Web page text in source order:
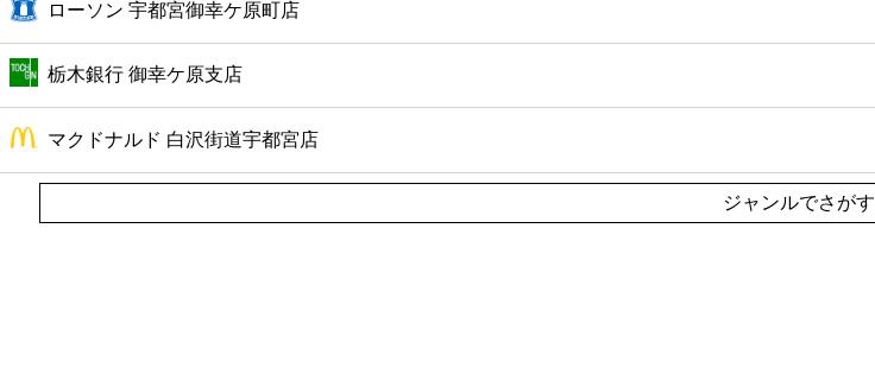
ファーストフード
カフェ
ショッピング
ローソン 宇都宮御幸ケ原町店
栃木銀行 御幸ケ原支店
マクドナルド 白沢街道宇都宮店
ジャンルでさがす